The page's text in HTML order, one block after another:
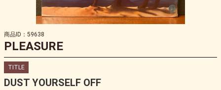
商品ID：59638
PLEASURE
TITLE
DUST YOURSELF OFF